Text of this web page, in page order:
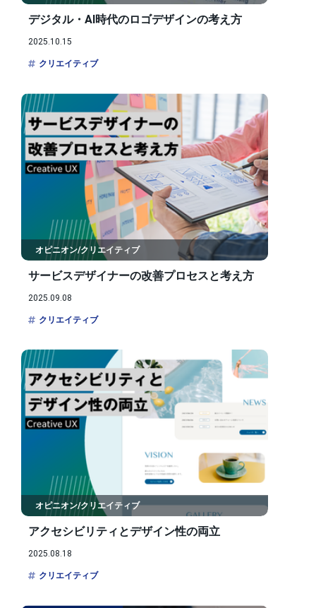
デジタル・AI時代のロゴデザインの考え方
2025.10.15
クリエイティブ
オピニオン/クリエイティブ
サービスデザイナーの改善プロセスと考え方
2025.09.08
クリエイティブ
オピニオン/クリエイティブ
アクセシビリティとデザイン性の両立
2025.08.18
クリエイティブ